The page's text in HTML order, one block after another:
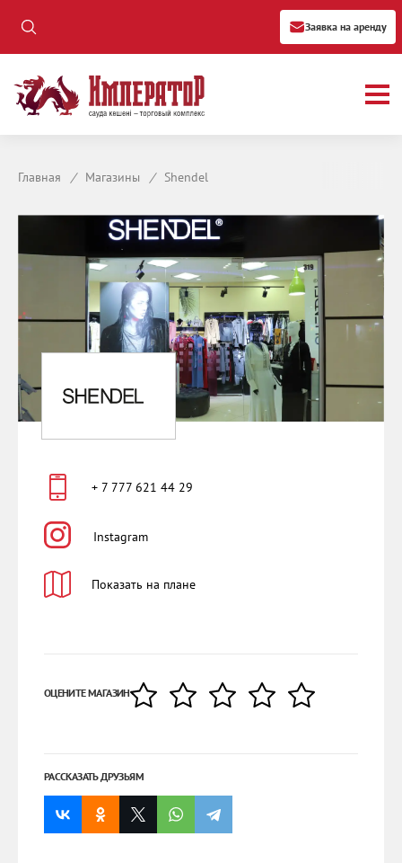
Заявка на аренду
Главная / Магазины / Shendel
+ 7 777 621 44 29
Instagram
Показать на плане
ОЦЕНИТЕ МАГАЗИН
РАССКАЗАТЬ ДРУЗЬЯМ